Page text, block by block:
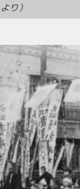
り）